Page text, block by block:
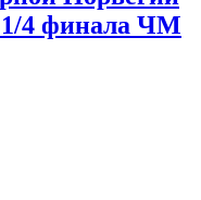
1/4 финала ЧМ